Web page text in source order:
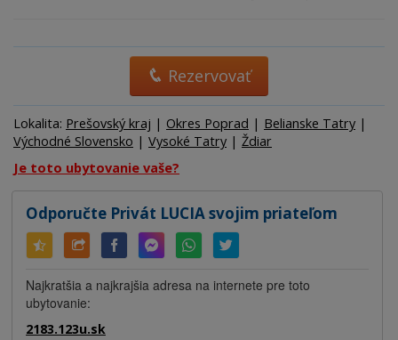
Rezervovať
Lokalita: Prešovský kraj | Okres Poprad | Belianske Tatry |
Východné Slovensko | Vysoké Tatry | Ždiar
Je toto ubytovanie vaše?
Odporučte Privát LUCIA svojim priateľom
Najkratšia a najkrajšia adresa na internete pre toto
ubytovanie:
2183.123u.sk